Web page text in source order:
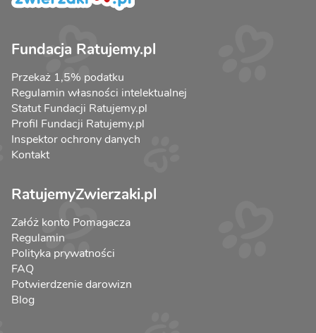
Fundacja Ratujemy.pl
Przekaż 1,5% podatku
Regulamin własności intelektualnej
Statut Fundacji Ratujemy.pl
Profil Fundacji Ratujemy.pl
Inspektor ochrony danych
Kontakt
RatujemyZwierzaki.pl
Załóż konto Pomagacza
Regulamin
Polityka prywatności
FAQ
Potwierdzenie darowizn
Blog